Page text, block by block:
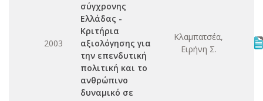
2003
σύγχρονης
Ελλάδας -
Κριτήρια
αξιολόγησης για
την επενδυτική
πολιτική και το
ανθρώπινο
δυναμικό σε
Κλαμπατσέα,
Ειρήνη Σ.